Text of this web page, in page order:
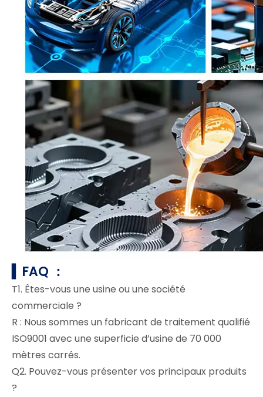
▍FAQ ：
T1. Êtes-vous une usine ou une société
commerciale ?
R : Nous sommes un fabricant de traitement qualifié
ISO9001 avec une superficie d’usine de 70 000
mètres carrés.
Q2. Pouvez-vous présenter vos principaux produits
?